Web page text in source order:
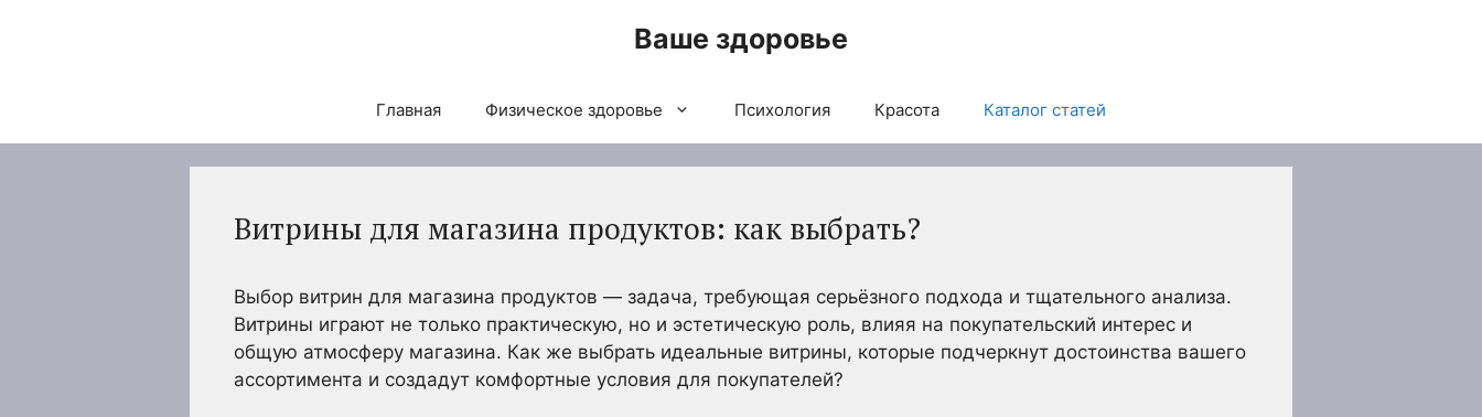
Ваше здоровье
Главная Физическое здоровье Психология Красота Каталог статей
Витрины для магазина продуктов: как выбрать?
Выбор витрин для магазина продуктов — задача, требующая серьёзного подхода и тщательного анализа.
Витрины играют не только практическую, но и эстетическую роль, влияя на покупательский интерес и
общую атмосферу магазина. Как же выбрать идеальные витрины, которые подчеркнут достоинства вашего
ассортимента и создадут комфортные условия для покупателей?